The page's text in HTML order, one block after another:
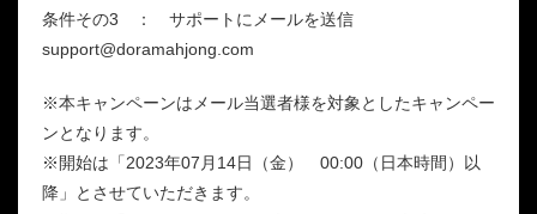
条件その3 ： サポートにメールを送信
support@doramahjong.com
※本キャンペーンはメール当選者様を対象としたキャンペー
ンとなります。
※開始は「2023年07月14日（金） 00:00（日本時間）以
降」とさせていただきます。